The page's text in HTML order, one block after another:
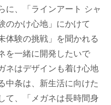
に、「ラインアート シャ
のかけ心地」にかけて
体験の挑戦」を聞かれる
を一緒に開発したいで
ネはデザインも着け心地
中条は、新生活に向けた
て、「メガネは長時間身